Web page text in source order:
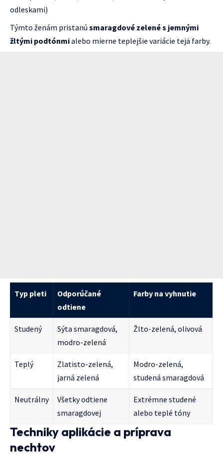
odleskami)
Týmto ženám pristanú smaragdové zelené s jemnými
žltými podtónmialebo mierne teplejšie variácie tejä farby.
Typ pleti
Odporúčané
odtiene
Farby na vyhnutie
Studený
Sýta smaragdová,
modro-zelená
Žlto-zelená, olivová
Teplý
Zlatisto-zelená,
jarná zelená
Modro-zelená,
studená smaragdová
Neutrálny
Všetky odtiene
smaragdovej
Extrémne studené
alebo teplé tóny
Techniky aplikácie a príprava
nechtov